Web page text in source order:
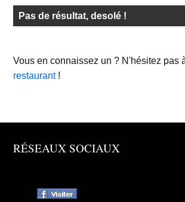
Pas de résultat, desolé !
Vous en connaissez un ? N'hésitez pas
restaurant!
RÉSEAUX SOCIAUX